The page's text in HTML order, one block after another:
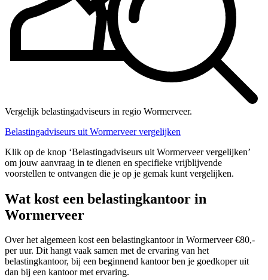
Vergelijk belastingadviseurs in regio Wormerveer.
Belastingadviseurs uit Wormerveer vergelijken
Klik op de knop ‘Belastingadviseurs uit Wormerveer vergelijken’
om jouw aanvraag in te dienen en specifieke vrijblijvende
voorstellen te ontvangen die je op je gemak kunt vergelijken.
Wat kost een belastingkantoor in
Wormerveer
Over het algemeen kost een belastingkantoor in Wormerveer €80,-
per uur. Dit hangt vaak samen met de ervaring van het
belastingkantoor, bij een beginnend kantoor ben je goedkoper uit
dan bij een kantoor met ervaring.